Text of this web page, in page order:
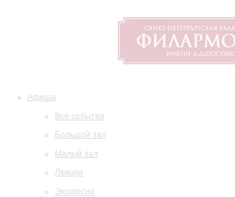
Афиша
Все события
Большой зал
Малый зал
Лекции
Экскурсии